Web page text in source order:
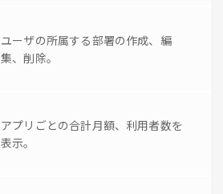
ユーザの所属する部署の作成、編
集、削除。
アプリごとの合計月額、利用者数を
表示。